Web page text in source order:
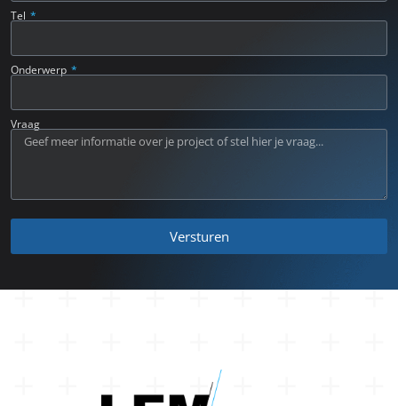
Tel
Onderwerp
Vraag
Versturen